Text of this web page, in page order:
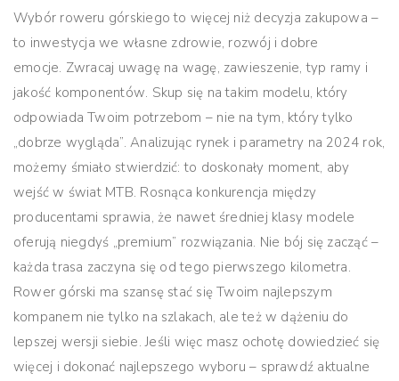
Wybór roweru górskiego to więcej niż decyzja zakupowa –
to inwestycja we własne zdrowie, rozwój i dobre
emocje. Zwracaj uwagę na wagę, zawieszenie, typ ramy i
jakość komponentów. Skup się na takim modelu, który
odpowiada Twoim potrzebom – nie na tym, który tylko
„dobrze wygląda”. Analizując rynek i parametry na 2024 rok,
możemy śmiało stwierdzić: to doskonały moment, aby
wejść w świat MTB. Rosnąca konkurencja między
producentami sprawia, że nawet średniej klasy modele
oferują niegdyś „premium” rozwiązania. Nie bój się zacząć –
każda trasa zaczyna się od tego pierwszego kilometra.
Rower górski ma szansę stać się Twoim najlepszym
kompanem nie tylko na szlakach, ale też w dążeniu do
lepszej wersji siebie. Jeśli więc masz ochotę dowiedzieć się
więcej i dokonać najlepszego wyboru – sprawdź aktualne